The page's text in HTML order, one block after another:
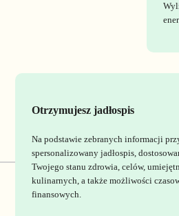
Otrzymujesz jadłospis
Na podstawie zebranych informacji
spersonalizowany jadłospis,
Twojego stanu zdrowia, celów,
kulinarnych, a także możliwości
finansowych.